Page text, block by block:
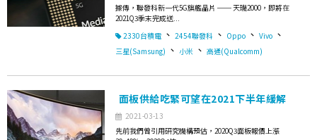
據傳，聯發科新一代5G旗艦晶片 ── 天璣2000，即將在
2021Q3季末完成送...
2330台積電 、 2454聯發科 、 Oppo 、 Vivo 、
三星(Samsung) 、 小米 、 高通(Qualcomm)
面板供給吃緊可望在2021下半年緩解
2021-03-13
先前我們曾引用研究機構預估，2020Q3面板報價上漲